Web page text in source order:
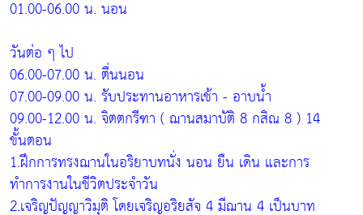
01.00-06.00 น. นอน
วันต่อ ๆ ไป
06.00-07.00 น. ตื่นนอน
07.00-09.00 น. รับประทานอาหารเช้า - อาบน้ำ
09.00-12.00 น. จิตตกรีฑา ( ฌานสมาบัติ 8 กสิณ 8 ) 14
ขั้นตอน
1.ฝึกการทรงฌานในอริยาบทนั่ง นอน ยืน เดิน และการ
ทำการงานในชีวิตประจำวัน
2.เจริญปัญญาวิมุติ โดยเจริญอริยสัจ 4 มีฌาน 4 เป็นบาท